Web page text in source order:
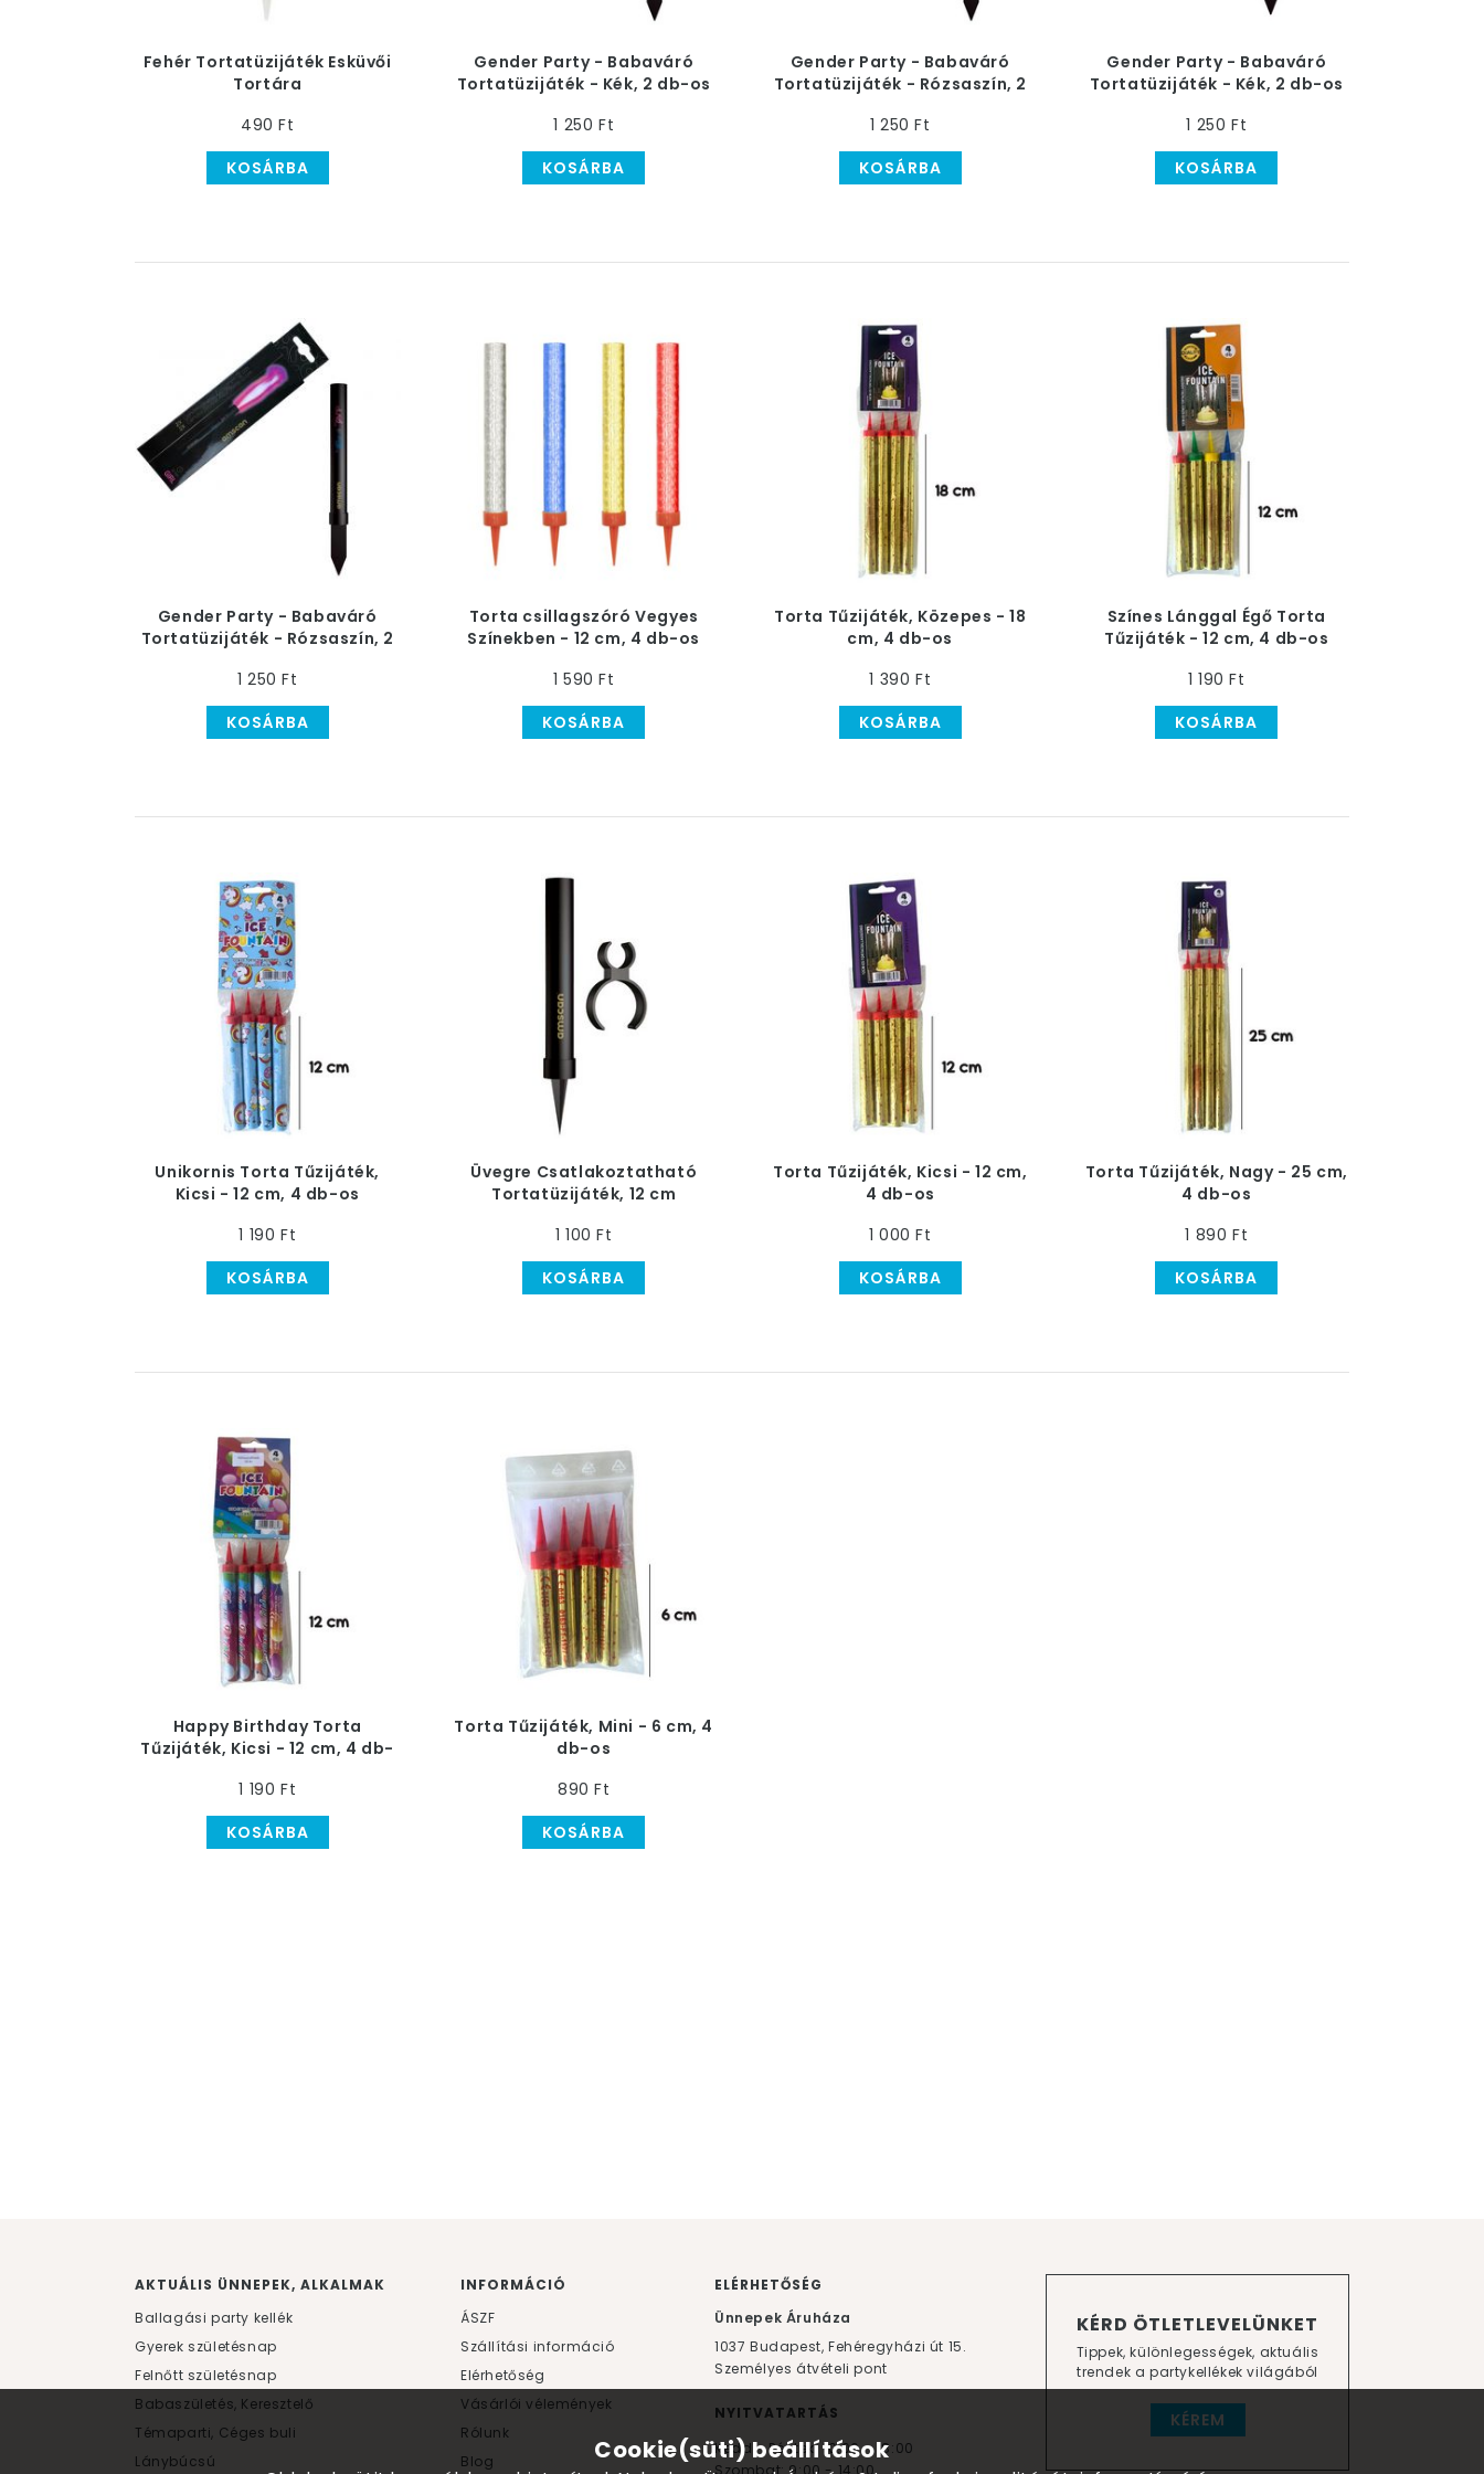
Fehér Tortatüzijáték Esküvői
Tortára
490 Ft
KOSÁRBA
Gender Party - Babaváró
Tortatüzijáték - Kék, 2 db-os
1 250 Ft
KOSÁRBA
Gender Party - Babaváró
Tortatüzijáték - Rózsaszín, 2
1 250 Ft
KOSÁRBA
Gender Party - Babaváró
Tortatüzijáték - Kék, 2 db-os
1 250 Ft
KOSÁRBA
Gender Party - Babaváró
Tortatüzijáték - Rózsaszín, 2
1 250 Ft
KOSÁRBA
Torta csillagszóró Vegyes
Színekben - 12 cm, 4 db-os
1 590 Ft
KOSÁRBA
Torta Tűzijáték, Közepes - 18
cm, 4 db-os
1 390 Ft
KOSÁRBA
Színes Lánggal Égő Torta
Tűzijáték - 12 cm, 4 db-os
1 190 Ft
KOSÁRBA
Unikornis Torta Tűzijáték,
Kicsi - 12 cm, 4 db-os
1 190 Ft
KOSÁRBA
Üvegre Csatlakoztatható
Tortatüzijáték, 12 cm
1 100 Ft
KOSÁRBA
Torta Tűzijáték, Kicsi - 12 cm,
4 db-os
1 000 Ft
KOSÁRBA
Torta Tűzijáték, Nagy - 25 cm,
4 db-os
1 890 Ft
KOSÁRBA
Happy Birthday Torta
Tűzijáték, Kicsi - 12 cm, 4 db-
1 190 Ft
KOSÁRBA
Torta Tűzijáték, Mini - 6 cm, 4
db-os
890 Ft
KOSÁRBA
KÉRD ÖTLETLEVELÜNKET
Tippek, különlegességek, aktuális
trendek a partykellékek világából
KÉREM
AKTUÁLIS ÜNNEPEK, ALKALMAK
Ballagási party kellék
Gyerek születésnap
Felnőtt születésnap
Babaszületés, Keresztelő
Témaparti, Céges buli
Lánybúcsú
INFORMÁCIÓ
ÁSZF
Szállítási információ
Elérhetőség
Vásárlói vélemények
Rólunk
Blog
ELÉRHETŐSÉG
Ünnepek Áruháza
1037 Budapest, Fehéregyházi út 15.
Személyes átvételi pont
NYITVATARTÁS
Kedd - Péntek: 10:00 - 18:00
Szombat: 9:00 - 14:00
Cookie(süti) beállítások